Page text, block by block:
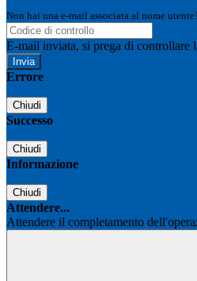
Non hai una e-mail associata al nome
E-mail inviata, si prega di controllare
Errore
Chiudi
Successo
Chiudi
Informazione
Chiudi
Attendere...
Attendere il completamento